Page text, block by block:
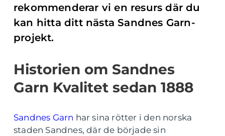
rekommenderar vi en resurs där du
kan hitta ditt nästa Sandnes Garn-
projekt.
Historien om Sandnes
Garn Kvalitet sedan 1888
Sandnes Garn har sina rötter i den norska
staden Sandnes, där de började sin